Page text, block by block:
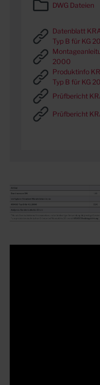
DWG Dateien
Datenblatt
Typ B für KG
2000
Produktinfo
Typ B für KG
Prüfbericht
Prüfbericht